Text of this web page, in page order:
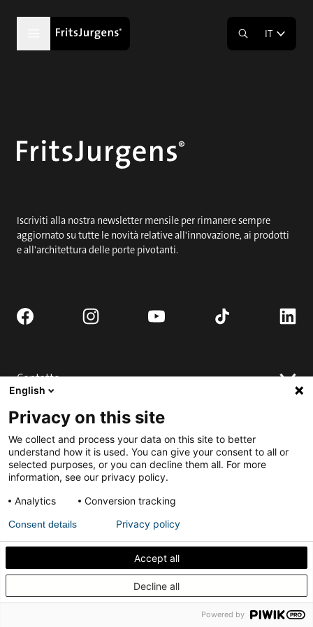
IT
Iscriviti alla nostra newsletter mensile per rimanere sempre
aggiornato su tutte le novità relative all'innovazione, ai prodotti
e all'architettura delle porte pivotanti.
Contatto
Dove comprare
Contattaci
Installare
FAQ
Installare
Download
Richiedi porta completa.
Ingaggiare
Candidati per il Best Pivot Door Contest
Italiano
Scopri come sigillare acusticamente la tua porta a
English
Privacy on this site
We collect and process your data on this site to better
understand how it is used. You can give your consent to all or
selected purposes, or you can decline them all. For more
information, see our privacy policy.
Analytics
Conversion tracking
Accept all
Decline all
Consent details Privacy policy
Powered by